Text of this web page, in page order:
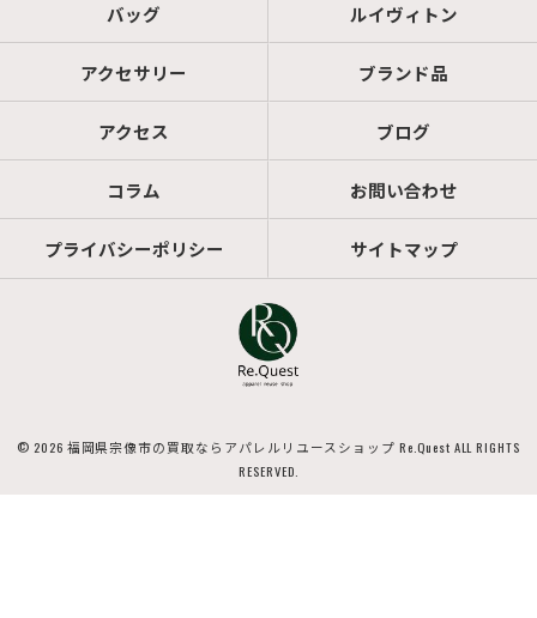
バッグ ルイヴィトン
アクセサリー ブランド品
アクセス ブログ
コラム お問い合わせ
プライバシーポリシー サイトマップ
© 2026 福岡県宗像市の買取ならアパレルリユースショップ Re.Quest ALL RIGHTS
RESERVED.